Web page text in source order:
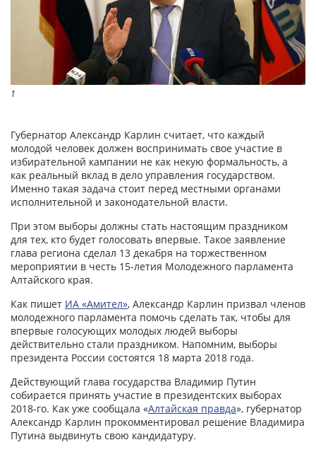
1
Губернатор Александр Карлин считает, что каждый
молодой человек должен воспринимать свое участие в
избирательной кампании не как некую формальность, а
как реальный вклад в дело управления государством.
Именно такая задача стоит перед местными органами
исполнительной и законодательной власти.
При этом выборы должны стать настоящим праздником
для тех, кто будет голосовать впервые. Такое заявление
глава региона сделал 13 декабря на торжественном
мероприятии в честь 15-летия Молодежного парламента
Алтайского края.
Как пишет ИА «Амител», Александр Карлин призвал членов
молодежного парламента помочь сделать так, чтобы для
впервые голосующих молодых людей выборы
действительно стали праздником. Напомним, выборы
президента России состоятся 18 марта 2018 года.
Действующий глава государства Владимир Путин
собирается принять участие в президентских выборах
2018-го. Как уже сообщала «Алтайская правда», губернатор
Александр Карлин прокомментировал решение Владимира
Путина выдвинуть свою кандидатуру.